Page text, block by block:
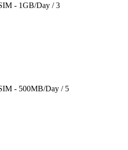
- 1GB/Day / 3
- 500MB/Day / 5